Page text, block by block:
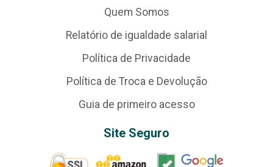
Quem Somos
Relatório de igualdade salarial
Política de Privacidade
Política de Troca e Devolução
Guia de primeiro acesso
Site Seguro